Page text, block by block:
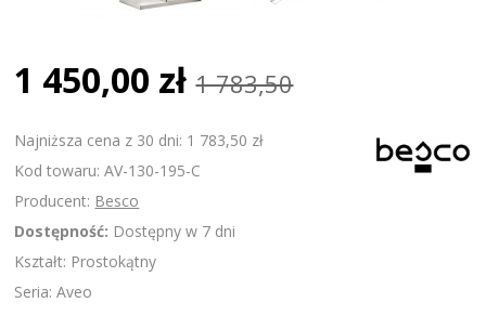
1 450,00 zł 1 783,50
Najniższa cena z 30 dni: 1 783,50 zł
Kod towaru: AV-130-195-C
Producent: Besco
Dostępność: Dostępny w 7 dni
Kształt: Prostokątny
Seria: Aveo